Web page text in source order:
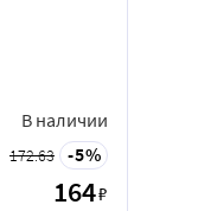
В наличии
172.63 5
164₽